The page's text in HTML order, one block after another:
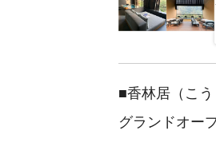
■香林居（こう
グランドオー